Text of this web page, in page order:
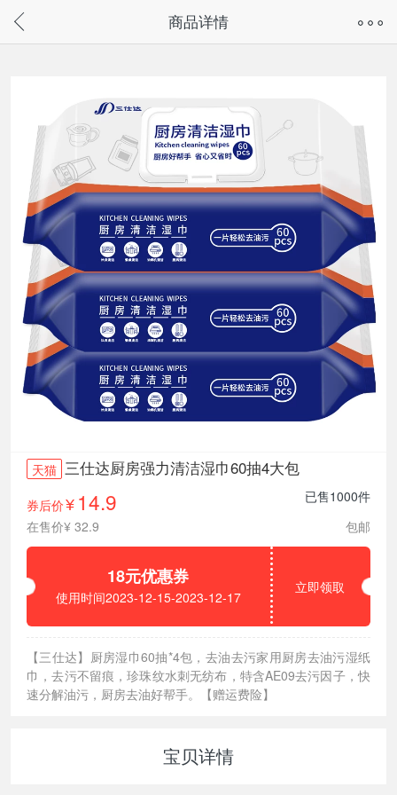
请通过微信或支付宝搜“奇兔客小程序”访问
商品详情
天猫 三仕达厨房强力清洁湿巾60抽4大包
券后价¥ 14.9
已售1000件
在售价¥ 32.9
包邮
18元优惠券
使用时间2023-12-15-2023-12-17
立即领取
【三仕达】厨房湿巾60抽*4包，去油去污家用厨房去油污湿纸
巾，去污不留痕，珍珠纹水刺无纺布，特含AE09去污因子，快
速分解油污，厨房去油好帮手。【赠运费险】
宝贝详情